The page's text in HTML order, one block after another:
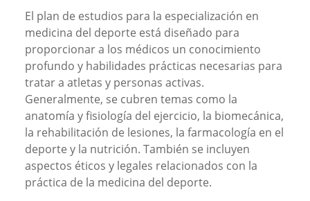
El plan de estudios para la especialización en
medicina del deporte está diseñado para
proporcionar a los médicos un conocimiento
profundo y habilidades prácticas necesarias para
tratar a atletas y personas activas.
Generalmente, se cubren temas como la
anatomía y fisiología del ejercicio, la biomecánica,
la rehabilitación de lesiones, la farmacología en el
deporte y la nutrición. También se incluyen
aspectos éticos y legales relacionados con la
práctica de la medicina del deporte.